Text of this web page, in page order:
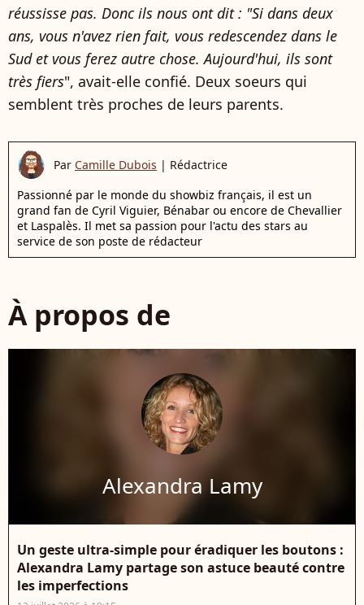
réussisse pas. Donc ils nous ont dit : "Si dans deux
ans, vous n'avez rien fait, vous redescendez dans le
Sud et vous ferez autre chose. Aujourd'hui, ils sont
très fiers", avait-elle confié. Deux soeurs qui
semblent très proches de leurs parents.
Par Camille Dubois | Rédactrice
Passionné par le monde du showbiz français, il est un
grand fan de Cyril Viguier, Bénabar ou encore de Chevallier
et Laspalès. Il met sa passion pour l'actu des stars au
service de son poste de rédacteur
À propos de
Alexandra Lamy
Un geste ultra-simple pour éradiquer les boutons :
Alexandra Lamy partage son astuce beauté contre
les imperfections